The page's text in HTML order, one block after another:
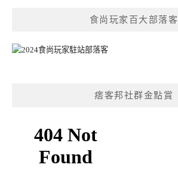
食尚玩家百大部落客
痞客邦社群金點賞